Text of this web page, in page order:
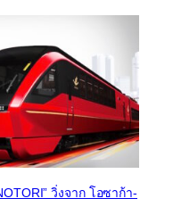
วิ่งจาก โอซาก้า-